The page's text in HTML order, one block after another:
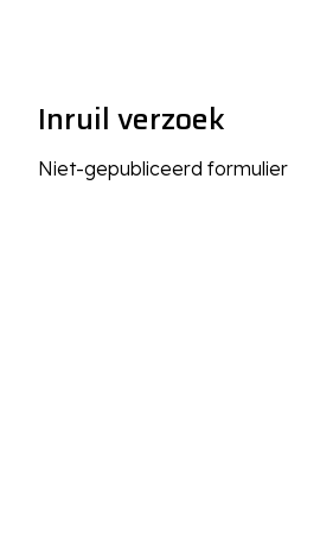
Inruil verzoek
Niet-gepubliceerd formulier